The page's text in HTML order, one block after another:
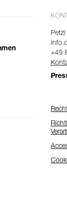
+49